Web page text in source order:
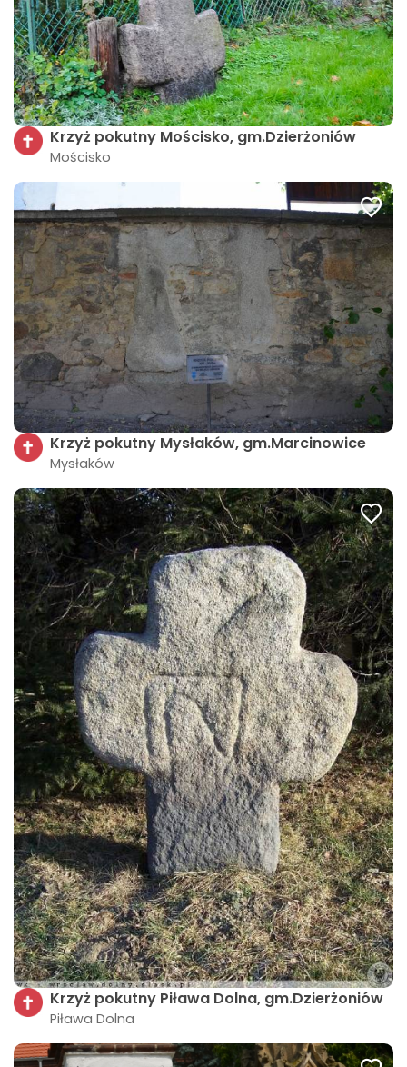
Krzyż pokutny Mościsko, gm.Dzierżoniów
Mościsko
Krzyż pokutny Mysłaków, gm.Marcinowice
Mysłaków
Krzyż pokutny Piława Dolna, gm.Dzierżoniów
Piława Dolna